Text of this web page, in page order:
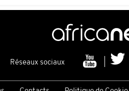
Réseaux sociaux